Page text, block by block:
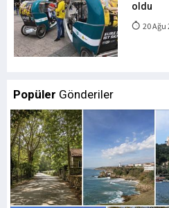
oldu
20 Ağu
Popüler Gönderiler